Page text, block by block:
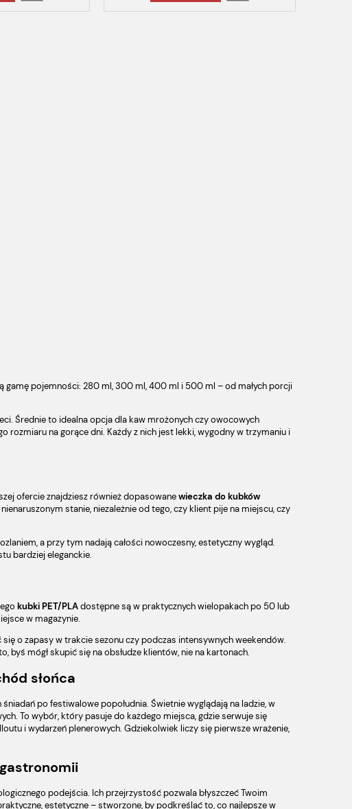
gamę pojemności: 280 ml, 300 ml, 400 ml i 500 ml – od małych porcji
Średnie to idealna opcja dla kaw mrożonych czy owocowych
rozmiaru na gorące dni. Każdy z nich jest lekki, wygodny w trzymaniu i
ofercie znajdziesz również dopasowanewieczka do kubków
stanie, niezależnie od tego, czy klient pije na miejscu, czy
a przy tym nadają całości nowoczesny, estetyczny wygląd.
bardziej eleganckie.
kubki PET/PLAdostępne są w praktycznych wielopakach po 50 lub
w magazynie.
o zapasy w trakcie sezonu czy podczas intensywnych weekendów.
byś mógł skupić się na obsłudze klientów, nie na kartonach.
słońca
po festiwalowe popołudnia. Świetnie wyglądają na ladzie, w
To wybór, który pasuje do każdego miejsca, gdzie serwuje się
i wydarzeń plenerowych. Gdziekolwiek liczy się pierwsze wrażenie,
podejścia. Ich przejrzystość pozwala błyszczeć Twoim
estetyczne – stworzone, by podkreślać to, co najlepsze w